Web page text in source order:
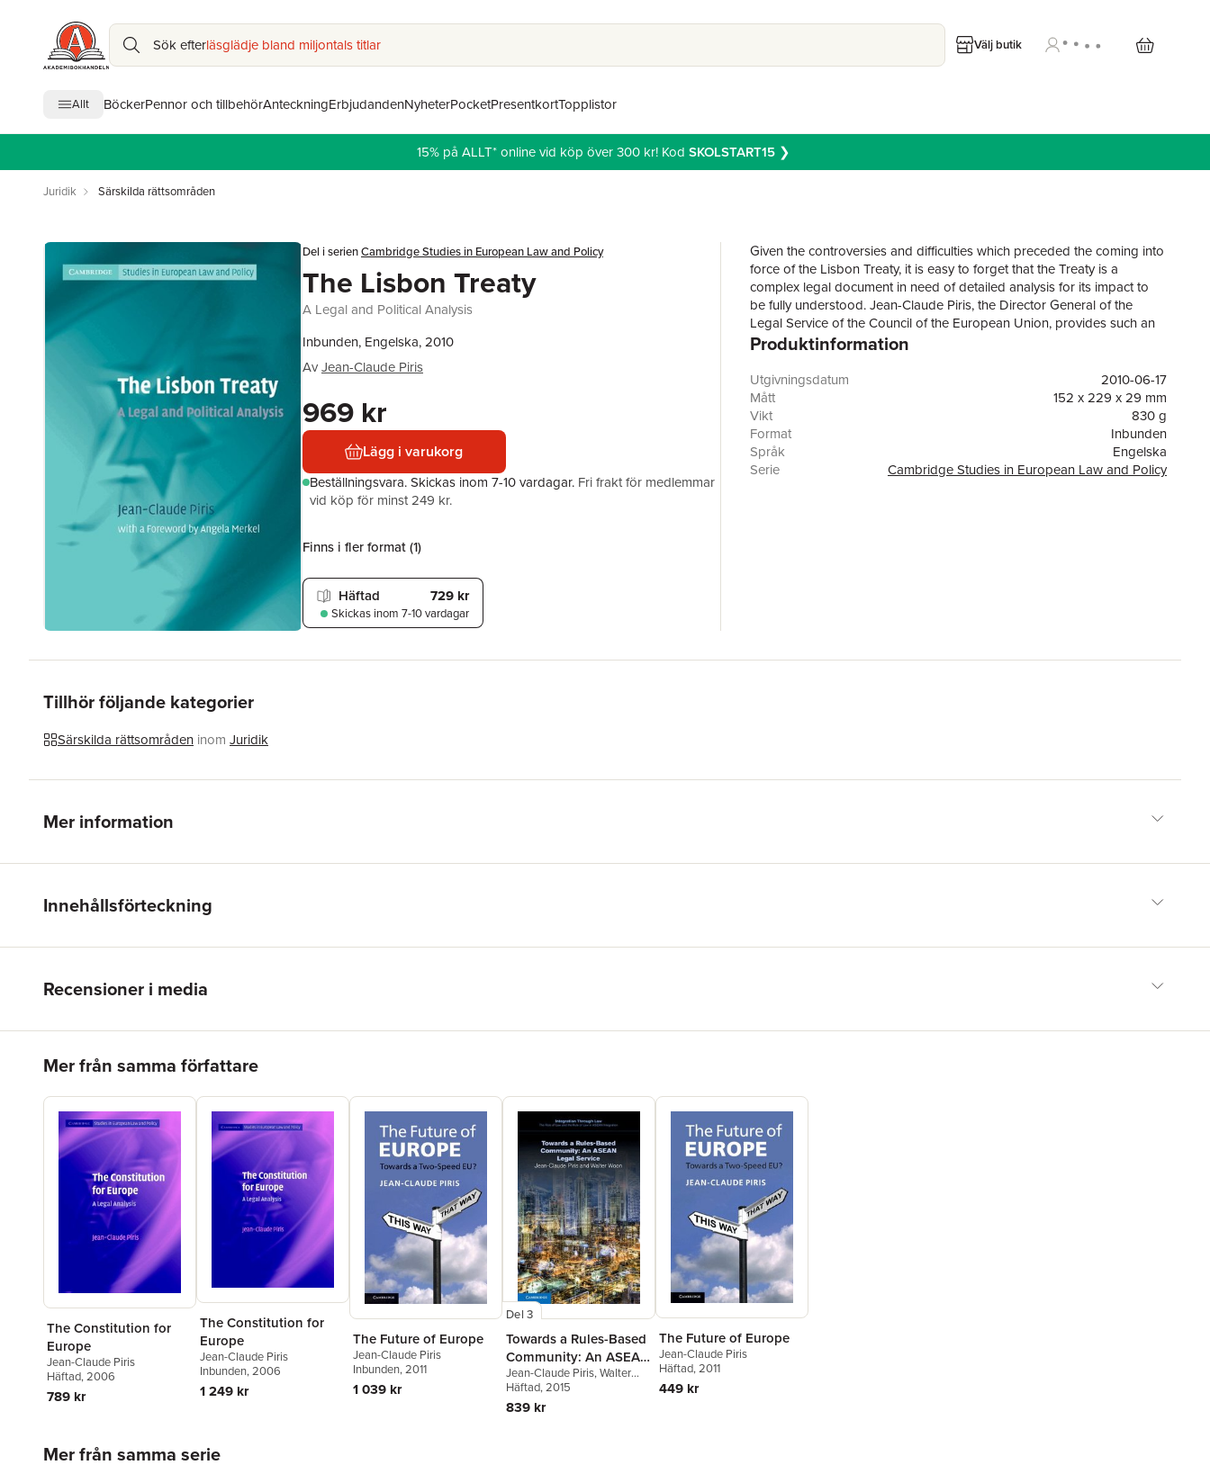
Sök efterläsglädje bland miljontals titlar Välj butik
Allt BöckerPennor och tillbehörAnteckningErbjudandenNyheterPocketPresentkortTopplistor
15% på ALLT* online vid köp över 300 kr! Kod SKOLSTART15❯
Juridik Särskilda rättsområden
Del i serienCambridge Studies in European Law and Policy
The Lisbon Treaty
A Legal and Political Analysis
Inbunden, Engelska, 2010
AvJean-Claude Piris
969 kr
Lägg i varukorg
Beställningsvara.Skickas inom 7-10 vardagar. Fri frakt för medlemmar
vid köp för minst 249 kr.
Finns i fler format (1)
Häftad 729 kr
Skickas inom 7-10 vardagar
Given the controversies and difficulties which preceded the coming into
force of the Lisbon Treaty, it is easy to forget that the Treaty is a
complex legal document in need of detailed analysis for its impact to
be fully understood. Jean-Claude Piris, the Director General of the
Legal Service of the Council of the European Union, provides such an
analysis, looking at the historical and political contexts of the Treaty, its
relation to substantive law. Impartial legal analysis of the EU's functions,
its powers and the treaties which govern it make this the seminal text
on the most significant recent development in EU law.
Produktinformation
Utgivningsdatum
2010-06-17
Mått
152 x 229 x 29 mm
Vikt
830 g
Format
Inbunden
Språk
Engelska
Serie
Cambridge Studies in European Law and Policy
Tillhör följande kategorier
Särskilda rättsområden inom Juridik
Mer information
Innehållsförteckning
Recensioner i media
Mer från samma författare
The Constitution for
Europe
Jean-Claude Piris
Häftad, 2006
789 kr
The Constitution for
Europe
Jean-Claude Piris
Inbunden, 2006
1 249 kr
The Future of Europe
Jean-Claude Piris
Inbunden, 2011
1 039 kr
Del 3
Towards a Rules-Based
Community: An ASEAN
Legal Service
Jean-Claude Piris,Walter
Woon
Häftad, 2015
839 kr
The Future of Europe
Jean-Claude Piris
Häftad, 2011
449 kr
Mer från samma serie